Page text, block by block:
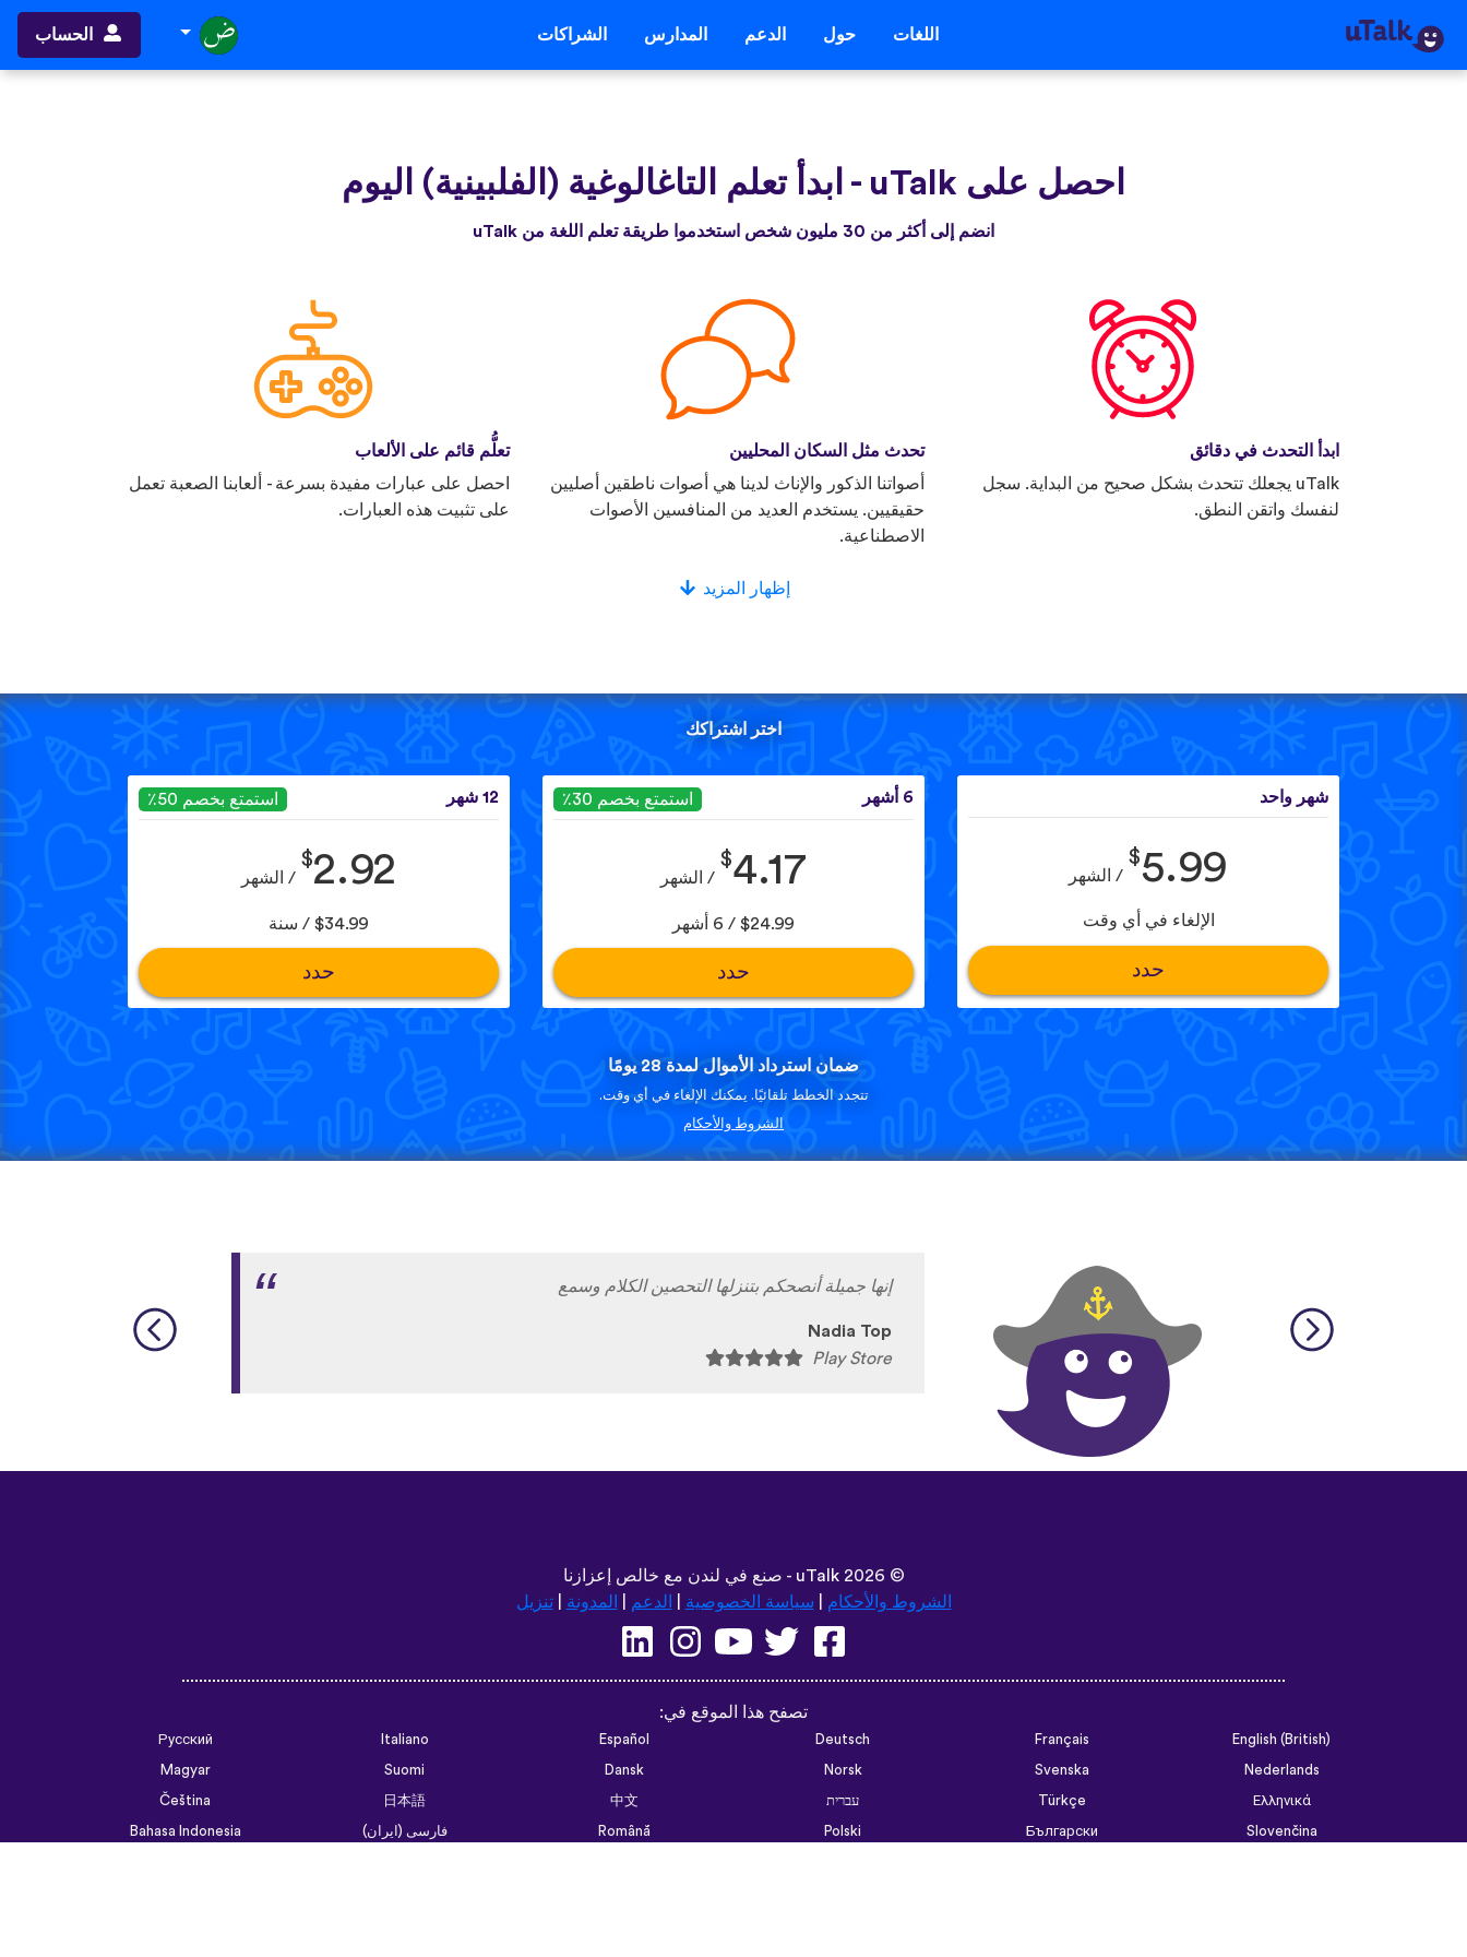
اللغات حول الدعم المدارس الشراكات الحساب
احصل على uTalk - ابدأ تعلم التاغالوغية (الفلبينية) اليوم
انضم إلى أكثر من 30 مليون شخص استخدموا طريقة تعلم اللغة من uTalk
ابدأ التحدث في دقائق
uTalk يجعلك تتحدث بشكل صحيح من البداية. سجل
لنفسك واتقن النطق.
تحدث مثل السكان المحليين
أصواتنا الذكور والإناث لدينا هي أصوات ناطقين أصليين
حقيقيين. يستخدم العديد من المنافسين الأصوات
الاصطناعية.
تعلُّم قائم على الألعاب
احصل على عبارات مفيدة بسرعة - ألعابنا الصعبة تعمل
على تثبيت هذه العبارات.
إظهار المزيد
اختر اشتراكك
شهر واحد
$5.99 / الشهر
الإلغاء في أي وقت
حدد
6 أشهر استمتع بخصم 30٪
$4.17 / الشهر
$24.99 / 6 أشهر
حدد
12 شهر استمتع بخصم 50٪
$2.92 / الشهر
$34.99 / سنة
حدد
ضمان استرداد الأموال لمدة 28 يومًا
تتجدد الخطط تلقائيًا. يمكنك الإلغاء في أي وقت.
الشروط والأحكام
إنها جميلة أنصحكم بتنزلها التحصين الكلام وسمع
Nadia Top
Play Store
©
uTalk2026 - صنع في لندن مع خالص إعزازنا
الشروط والأحكام
سياسة الخصوصية الدعم المدونة |تنزيل
تصفح هذا الموقع في:
English (British)
Français
Deutsch
Español
Italiano
Русский
Nederlands
Svenska
Norsk
Dansk
Suomi
Magyar
Ελληνικά
Türkçe עברית 中文
日本語
Čeština
Slovenčina
Български
Polski
Română فارسی (ایران)
Bahasa Indonesia